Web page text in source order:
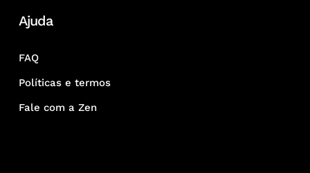
Ajuda
FAQ
Políticas e termos
Fale com a Zen